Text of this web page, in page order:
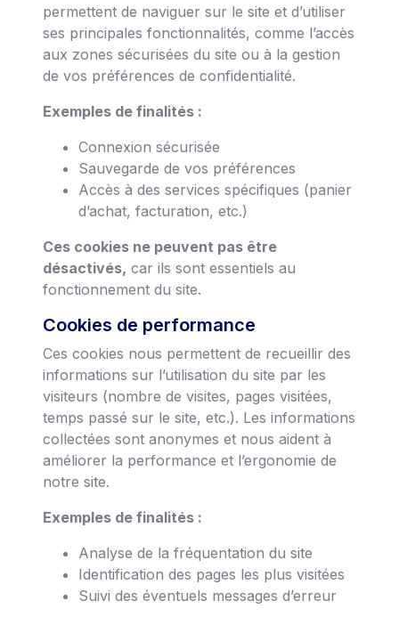
permettent de naviguer sur le site et d’utiliser
ses principales fonctionnalités, comme l’accès
aux zones sécurisées du site ou à la gestion
de vos préférences de confidentialité.
Exemples de finalités :
Connexion sécurisée
Sauvegarde de vos préférences
Accès à des services spécifiques (panier
d’achat, facturation, etc.)
Ces cookies ne peuvent pas être
désactivés, car ils sont essentiels au
fonctionnement du site.
Cookies de performance
Ces cookies nous permettent de recueillir des
informations sur l’utilisation du site par les
visiteurs (nombre de visites, pages visitées,
temps passé sur le site, etc.). Les informations
collectées sont anonymes et nous aident à
améliorer la performance et l’ergonomie de
notre site.
Exemples de finalités :
Analyse de la fréquentation du site
Identification des pages les plus visitées
Suivi des éventuels messages d’erreur